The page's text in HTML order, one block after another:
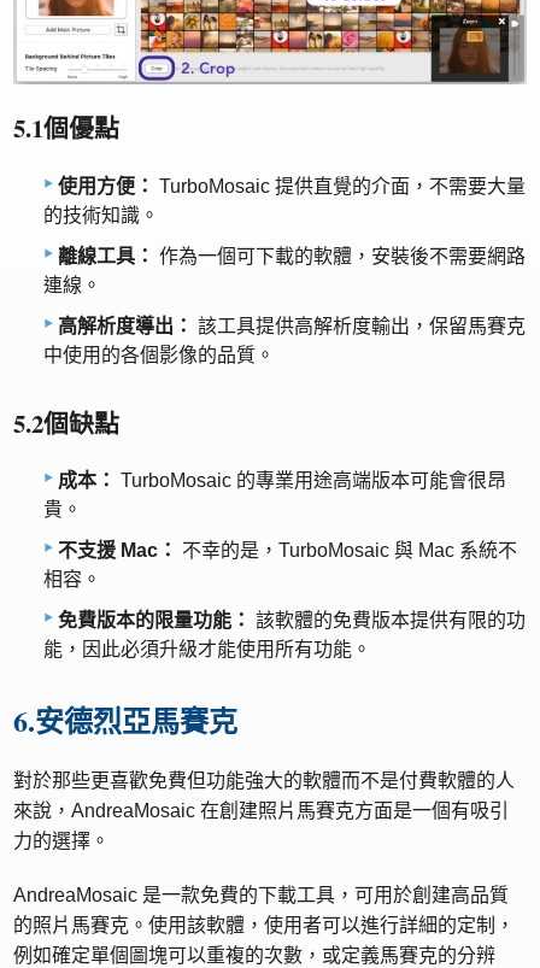
5.1個優點
使用方便： TurboMosaic 提供直覺的介面，不需要大量
的技術知識。
離線工具： 作為一個可下載的軟體，安裝後不需要網路
連線。
高解析度導出： 該工具提供高解析度輸出，保留馬賽克
中使用的各個影像的品質。
5.2個缺點
成本： TurboMosaic 的專業用途高端版本可能會很昂
貴。
不支援 Mac：
不幸的是，TurboMosaic 與 Mac 系統不
相容。
免費版本的限量功能： 該軟體的免費版本提供有限的功
能，因此必須升級才能使用所有功能。
6.安德烈亞馬賽克
對於那些更喜歡免費但功能強大的軟體而不是付費軟體的人
來說，AndreaMosaic 在創建照片馬賽克方面是一個有吸引
力的選擇。
AndreaMosaic 是一款免費的下載工具，可用於創建高品質
的照片馬賽克。使用該軟體，使用者可以進行詳細的定制，
例如確定單個圖塊可以重複的次數，或定義馬賽克的分辨